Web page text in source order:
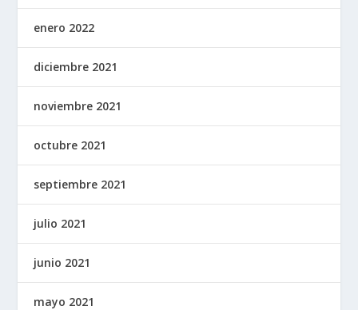
enero 2022
diciembre 2021
noviembre 2021
octubre 2021
septiembre 2021
julio 2021
junio 2021
mayo 2021